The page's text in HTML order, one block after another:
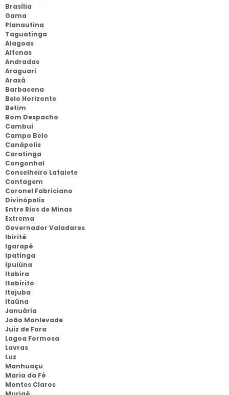
Brasília
Gama
Planautina
Taguatinga
Alagoas
Alfenas
Andradas
Araguari
Araxá
Barbacena
Belo Horizonte
Betim
Bom Despacho
Cambuí
Campo Belo
Canápolis
Caratinga
Congonhal
Conselheiro Lafaiete
Contagem
Coronel Fabriciano
Divinópolis
Entre Rios de Minas
Extrema
Governador Valadares
Ibirité
Igarapé
Ipatinga
Ipuiúna
Itabira
Itabirito
Itajuba
Itaúna
Januária
João Monlevade
Juiz de Fora
Lagoa Formosa
Lavras
Luz
Manhuaçu
Maria da Fé
Montes Claros